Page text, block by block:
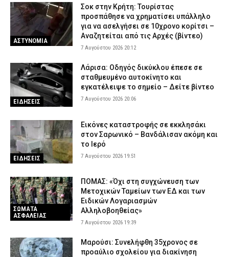
ΑΣΤΥΝΟΜΙΑ
Σοκ στην Κρήτη: Τουρίστας
προσπάθησε να χρηματίσει υπάλληλο
για να ασελγήσει σε 10χρονο κορίτσι –
Αναζητείται από τις Αρχές (βίντεο)
7 Αυγούστου 2026 20:12
ΕΙΔΗΣΕΙΣ
Λάρισα: Οδηγός δικύκλου έπεσε σε
σταθμευμένο αυτοκίνητο και
εγκατέλειψε το σημείο – Δείτε βίντεο
7 Αυγούστου 2026 20:06
ΕΙΔΗΣΕΙΣ
Εικόνες καταστροφής σε εκκλησάκι
στον Σαρωνικό – Βανδάλισαν ακόμη και
το Ιερό
7 Αυγούστου 2026 19:51
ΣΩΜΑΤΑ
ΑΣΦΑΛΕΙΑΣ
ΠΟΜΑΣ: «Όχι στη συγχώνευση των
Μετοχικών Ταμείων των ΕΔ και των
Ειδικών Λογαριασμών
Αλληλοβοηθείας»
7 Αυγούστου 2026 19:39
Μαρούσι: Συνελήφθη 35χρονος σε
προαύλιο σχολείου για διακίνηση